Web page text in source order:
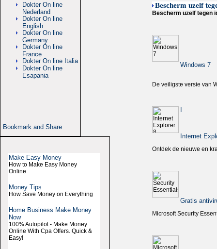
Dokter On line
Nederland
Dokter On line
English
Dokter On line
Germany
Dokter On line
France
Dokter On line Italia
Dokter On line
Esapania
Make Easy Money
How to Make Easy Money
Online
Money Tips
How Save Money on Everything
Home Business Make Money
Now
100% Autopilot - Make Money
Online With Cpa Offers. Quick &
Easy!
Bescherm uzelf
Bescherm uzelf tegen
Windows 7
De veiligste versie van
I
Internet
Ontdek de nieuwe en
Gratis
Microsoft Security